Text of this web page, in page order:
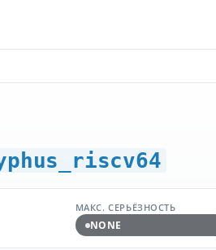
МАКС. СЕРЬЁЗНОСТЬ
NONE